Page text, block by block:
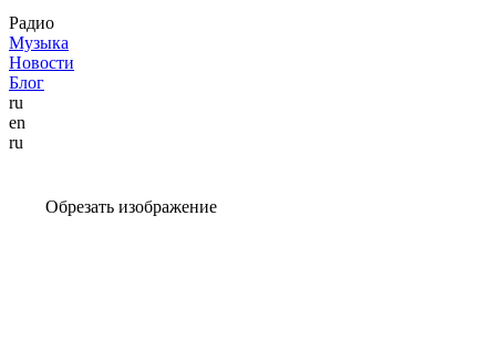
Радио
Музыка
Новости
Блог
ru
en
ru
Обрезать изображение